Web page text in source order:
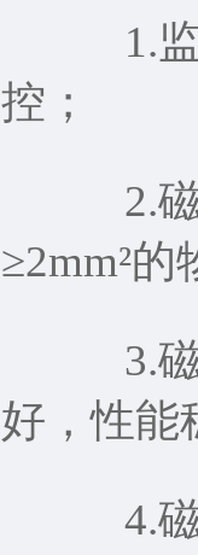
1.监
控；
2.磁
≥2mm²
3.磁
好，性能
4.磁